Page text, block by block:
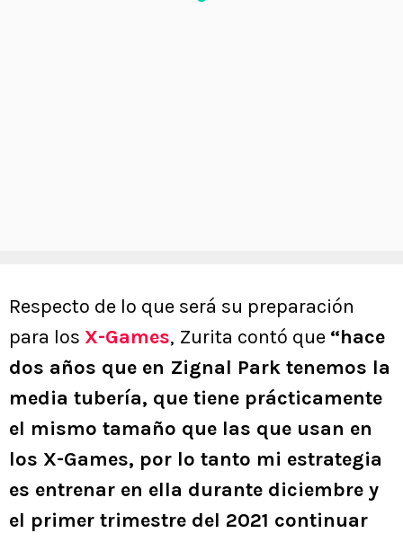
Respecto de lo que será su preparación
para los X-Games, Zurita contó que “hace
dos años que en Zignal Park tenemos la
media tubería, que tiene prácticamente
el mismo tamaño que las que usan en
los X-Games, por lo tanto mi estrategia
es entrenar en ella durante diciembre y
el primer trimestre del 2021 continuar